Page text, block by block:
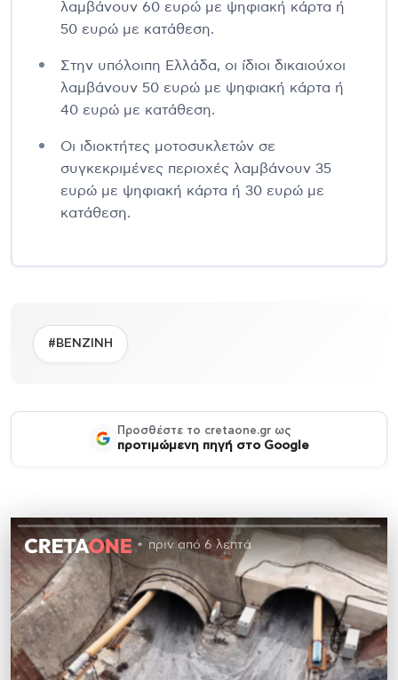
λαμβάνουν 60 ευρώ με ψηφιακή κάρτα ή
50 ευρώ με κατάθεση.
Στην υπόλοιπη Ελλάδα, οι ίδιοι δικαιούχοι
λαμβάνουν 50 ευρώ με ψηφιακή κάρτα ή
40 ευρώ με κατάθεση.
Οι ιδιοκτήτες μοτοσυκλετών σε
συγκεκριμένες περιοχές λαμβάνουν 35
ευρώ με ψηφιακή κάρτα ή 30 ευρώ με
κατάθεση.
#ΒΕΝΖΙΝΗ
Προσθέστε το cretaone.gr ως
προτιμώμενη πηγή στο Google
πριν από 6 λεπτά